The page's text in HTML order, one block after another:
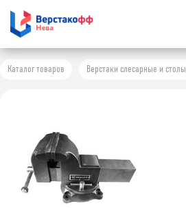
Каталог товаров Верстаки слесарные и столы